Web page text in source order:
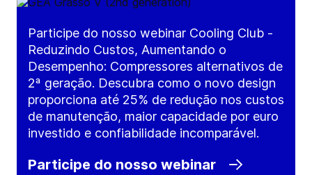
Participe do nosso webinar Cooling Club -
Reduzindo Custos, Aumentando o
Desempenho: Compressores alternativos de
2ª geração. Descubra como o novo design
proporciona até 25% de redução nos custos
de manutenção, maior capacidade por euro
investido e confiabilidade incomparável.
Participe do nosso webinar